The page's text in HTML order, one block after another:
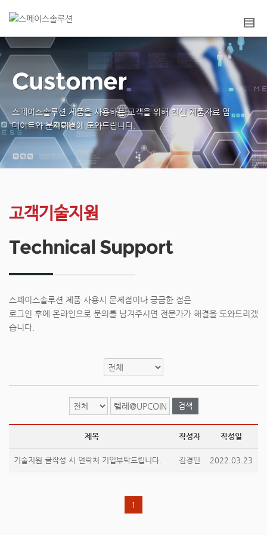
스페이스솔루션 제품을 사용하는 고객을 위해최신 제품자료 업
데이트와 문제해결에 도와드립니다.
Customer
고객기술지원
Technical Support
스페이스솔루션 제품 사용시 문제점이나 궁금한 점은
로그인 후에 온라인으로 문의를 남겨주시면 전문가가 해결을 도와드리겠
습니다.
검색
제목 작성자 작성일
기술지원 글작성 시 연락처 기입부탁드립니다. 김경민 2022.03.23
1